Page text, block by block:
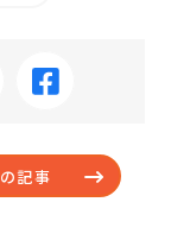
記事